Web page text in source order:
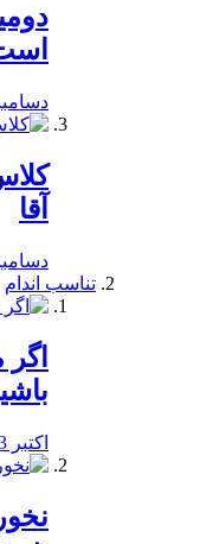
دسامبر 19,
آقا
دسامبر 19,
تناسب اندام
اکتبر 3, 2019